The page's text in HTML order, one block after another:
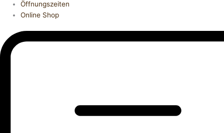
Öffnungszeiten
Online Shop